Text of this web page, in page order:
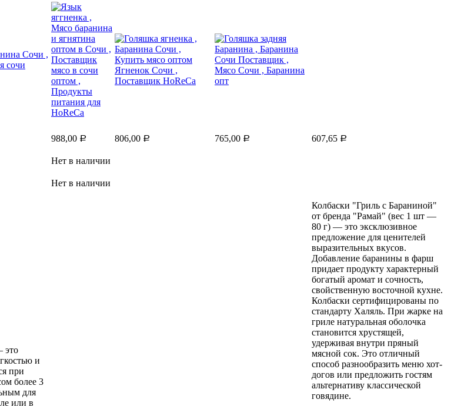
988,00 Р 806,00 Р 765,00 Р 607,65 Р
Нет в наличии
Нет в наличии
это
и
при
более 3
для
или в
Колбаски "Гриль с Бараниной"
от бренда "Рамай" (вес 1 шт —
80 г) — это эксклюзивное
предложение для ценителей
выразительных вкусов.
Добавление баранины в фарш
придает продукту характерный
богатый аромат и сочность,
свойственную восточной кухне.
Колбаски сертифицированы по
стандарту Халяль. При жарке на
гриле натуральная оболочка
становится хрустящей,
удерживая внутри пряный
мясной сок. Это отличный
способ разнообразить меню хот-
догов или предложить гостям
альтернативу классической
говядине.